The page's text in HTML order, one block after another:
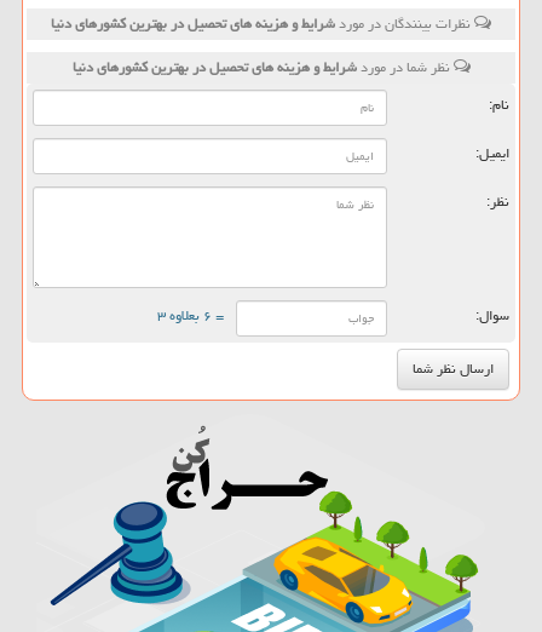
نظرات بینندگان در موردشرایط و هزینه های تحصیل در بهترین كشورهای دنیا
نظر شما در موردشرایط و هزینه های تحصیل در بهترین كشورهای دنیا
نام:
ایمیل:
نظر:
سوال: = ۶ بعلاوه ۳